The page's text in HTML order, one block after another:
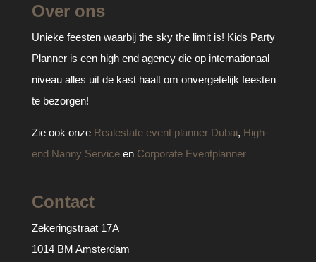
Over ons
Unieke feesten waarbij the sky the limit is! Kids Party
Planner is een high end agency die op internationaal
niveau alles uit de kast haalt om onvergetelijk feesten
te bezorgen!
Zie ook onze Realestate event planner Dubai, High-
end Nanny Serviceen Corporate Eventplanner
Contact
Zekeringstraat 17A
1014 BM Amsterdam